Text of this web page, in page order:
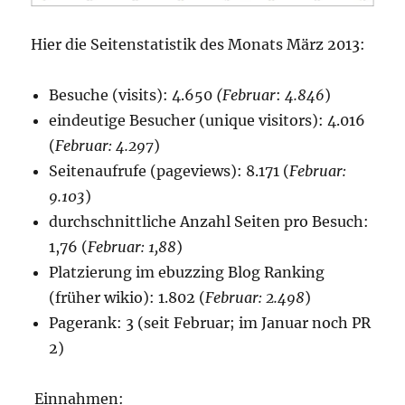
Hier die Seitenstatistik des Monats März 2013:
Besuche (visits): 4.650 (Februar: 4.846)
eindeutige Besucher (unique visitors): 4.016
(Februar: 4.297)
Seitenaufrufe (pageviews): 8.171 (Februar:
9.103)
durchschnittliche Anzahl Seiten pro Besuch:
1,76 (Februar: 1,88)
Platzierung im ebuzzing Blog Ranking
(früher wikio): 1.802 (Februar: 2.498)
Pagerank: 3 (seit Februar; im Januar noch PR
2)
Einnahmen: